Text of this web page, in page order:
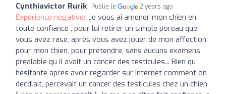
Cynthiavictor Rurik Publié le 2 years ago
Expérience négative: ..je vous ai amener mon chien en
toute confiance , pour lui retirer un simple poreau que
vous avez rasé, après vous avez jouer de mon affection
pour mon chien, pour prétendre, sans aucuns examens
préalable qu il avait un cancer des testicules... Bien qu
hésitante après avoir regarder sur internet comment on
decdlait, percevait un cancer des testicules chez un chien